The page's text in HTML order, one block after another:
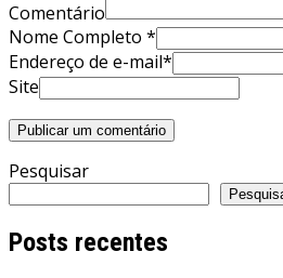
Comentário
Nome Completo *
Endereço de e-mail*
Site
Pesquisar
Posts recentes